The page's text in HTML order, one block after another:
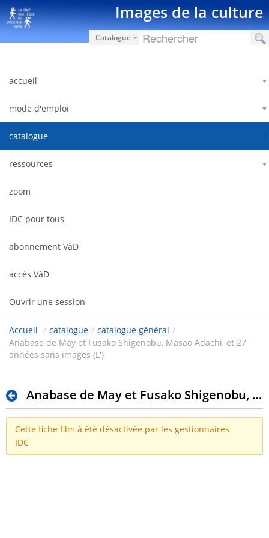
Saut au contenu Images de la culture
Catalogue
accueil
mode d'emploi
catalogue
ressources
zoom
IDC pour tous
abonnement VàD
accès VàD
Ouvrir une session
Accueil / catalogue / catalogue général /
Anabase de May et Fusako Shigenobu, Masao Adachi, et 27
années sans images (L')
Anabase de May et Fusako Shigenobu, Masao Adachi, et 27 années sans images (L')
Cette fiche film à été désactivée par les gestionnaires
IDC